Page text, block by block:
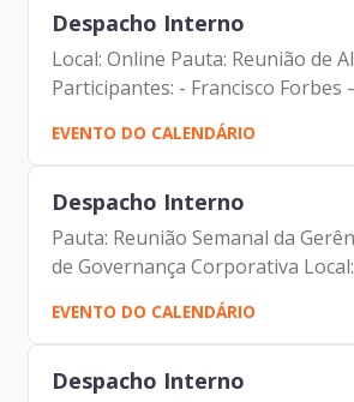
Despacho Interno
Local: Online Pauta: Reunião de
Participantes: - Francisco Forbes
Prodam-SP - André Tomiatto de
Assessor da Presidência |
Miguel da Silva...
EVENTO DO CALENDÁRIO
Despacho Interno
Pauta: Reunião Semanal da
de Governança Corporativa
Participantes: - Francisco Forbes
Prodam-SP - André Tomiatto -
Presidência |...
EVENTO DO CALENDÁRIO
Despacho Interno